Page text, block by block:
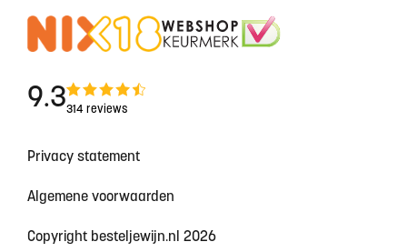
9.3314 reviews
Privacy statement
Algemene voorwaarden
Copyright besteljewijn.nl 2026